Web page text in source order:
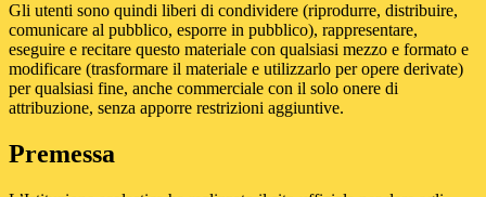
Gli utenti sono quindi liberi di condividere (riprodurre, distribuire,
comunicare al pubblico, esporre in pubblico), rappresentare,
eseguire e recitare questo materiale con qualsiasi mezzo e formato e
modificare (trasformare il materiale e utilizzarlo per opere derivate)
per qualsiasi fine, anche commerciale con il solo onere di
attribuzione, senza apporre restrizioni aggiuntive.
Premessa